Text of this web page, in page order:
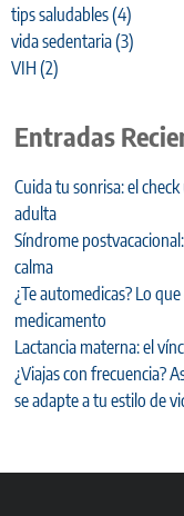
tips saludables(4)
vida sedentaria(3)
VIH (2)
Entradas
Cuida tu sonrisa: el
adulta
Síndrome
calma
¿Te automedicas? Lo
medicamento
Lactancia materna: el
¿Viajas con frecuencia?
se adapte a tu estilo de